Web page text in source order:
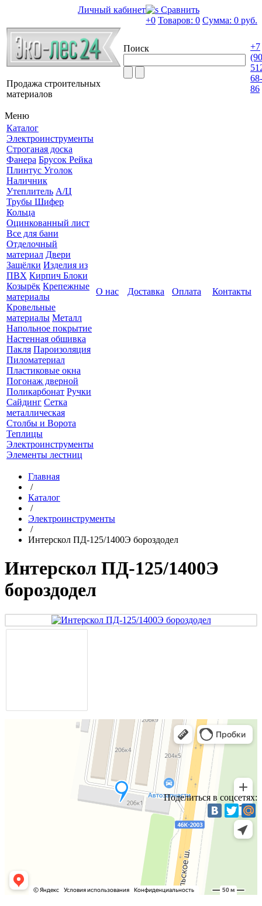
Сравнить
+0 Товаров: 0 Сумма: 0 руб.
Личный кабинет
Продажа строительных
материалов
Поиск
+7
68-
86
Меню
Каталог
Электроинструменты
Строганая доска
Фанера Брусок Рейка
Плинтус Уголок
Наличник
Утеплитель А/Ц
Трубы Шифер
Кольца
Оцинкованный лист
Все для бани
Отделочный
материал Двери
Защёлки Изделия из
ПВХ Кирпич Блоки
Козырёк Крепежные
материалы
Кровельные
материалы Металл
Напольное покрытие
Настенная обшивка
Пакля Пароизоляция
Пиломатериал
Пластиковые окна
Погонаж дверной
Поликарбонат Ручки
Сайдинг Сетка
металлическая
Столбы и Ворота
Теплицы
Электроинструменты
Элементы лестниц
О нас Доставка Оплата Контакты
Главная
/
Каталог
/
Электроинструменты
/
Интерскол ПД-125/1400Э бороздодел
Интерскол ПД-125/1400Э
бороздодел
Поделиться в соцсетях: